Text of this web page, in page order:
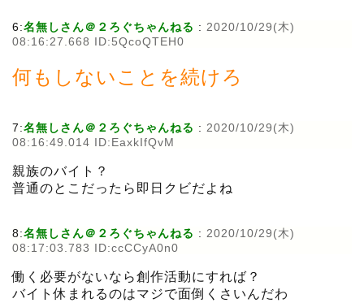
6:名無しさん＠２ろぐちゃんねる : 2020/10/29(木)
08:16:27.668 ID:5QcoQTEH0
何もしないことを続けろ
7:名無しさん＠２ろぐちゃんねる : 2020/10/29(木)
08:16:49.014 ID:EaxkIfQvM
親族のバイト？
普通のとこだったら即日クビだよね
8:名無しさん＠２ろぐちゃんねる : 2020/10/29(木)
08:17:03.783 ID:ccCCyA0n0
働く必要がないなら創作活動にすれば？
バイト休まれるのはマジで面倒くさいんだわ